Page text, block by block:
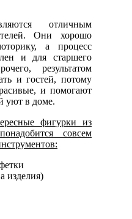
отличным
Они хорошо
а процесс
и для старшего
результатом
и гостей, потому
и помогают
уют в доме.
фигурки из
совсем
изделия)